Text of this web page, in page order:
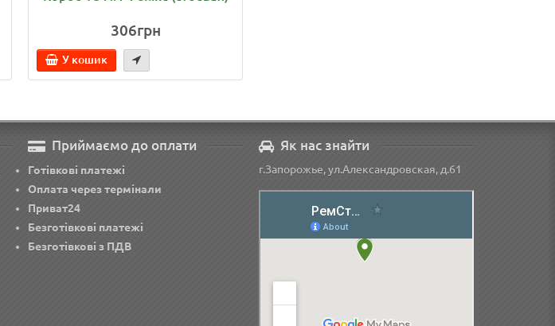
306грн
У кошик
Приймаємо до оплати
Готівкові платежі
Оплата через термінали
Приват24
Безготівкові платежі
Безготівкові з ПДВ
Як нас знайти
г.Запорожье, ул.Александровская, д.61